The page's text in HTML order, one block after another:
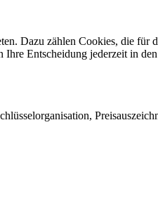
Dazu zählen Cookies, die
Entscheidung jederzeit in